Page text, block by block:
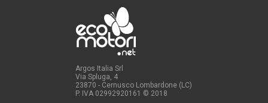
Argos Italia Srl
Via Spluga, 4
23870 - Cernusco Lombardone (LC)
P. IVA 02992920161 © 2018